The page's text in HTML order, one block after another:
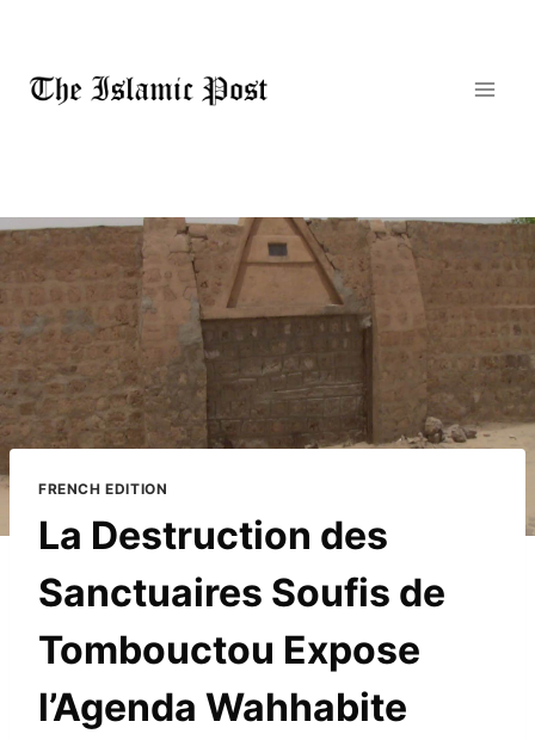
content
FRENCH EDITION
La Destruction des
Sanctuaires Soufis de
Tombouctou Expose
l’Agenda Wahhabite